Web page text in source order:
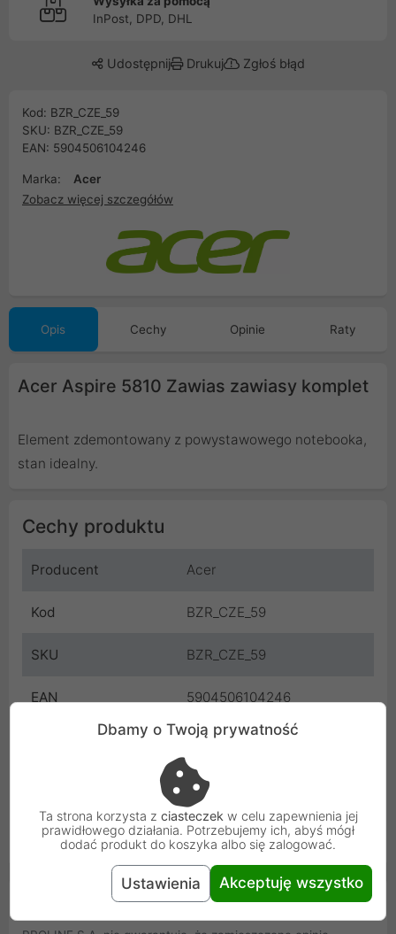
InPost, DPD, DHL
Udostępnij Drukuj Zgłoś błąd
Kod: BZR_CZE_59
SKU: BZR_CZE_59
EAN: 5904506104246
Marka:
Acer
Zobacz więcej szczegółów
Opis Cechy Opinie Raty
Acer Aspire 5810 Zawias zawiasy komplet
Element zdemontowany z powystawowego notebooka,
stan idealny.
Cechy produktu
Producent Acer
Kod BZR_CZE_59
SKU BZR_CZE_59
EAN 5904506104246
Gwarancja
12 miesięcy
Osoba odpowiedzialna i bezpieczeństwo
Uniwersalna informacja o bezpieczeństwie
Opinie Klientów
Dbamy o Twoją prywatność
Ta strona korzysta z ciasteczek w celu zapewnienia jej
prawidłowego działania. Potrzebujemy ich, abyś mógł
dodać produkt do koszyka albo się zalogować.
Ustawienia Akceptuję wszystko